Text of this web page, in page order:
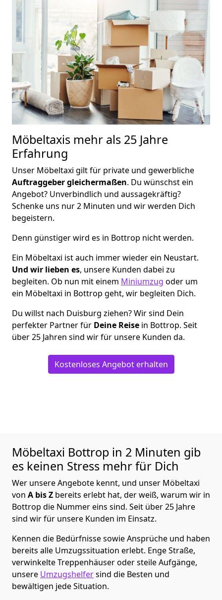
Möbeltaxis mehr als 25 Jahre
Erfahrung
Unser Möbeltaxi gilt für private und gewerbliche
Auftraggeber gleichermaßen. Du wünschst ein
Angebot? Unverbindlich und aussagekräftig?
Schenke uns nur 2 Minuten und wir werden Dich
begeistern.
Denn günstiger wird es in Bottrop nicht werden.
Ein Möbeltaxi ist auch immer wieder ein Neustart.
Und wir lieben es, unsere Kunden dabei zu
begleiten. Ob nun mit einem Miniumzug oder um
ein Möbeltaxi in Bottrop geht, wir begleiten Dich.
Du willst nach Duisburg ziehen? Wir sind Dein
perfekter Partner für Deine Reise in Bottrop. Seit
über 25 Jahren sind wir für unsere Kunden da.
Kostenloses Angebot erhalten
Möbeltaxi Bottrop in 2 Minuten gib
es keinen Stress mehr für Dich
Wer unsere Angebote kennt, und unser Möbeltaxi
von A bis Z bereits erlebt hat, der weiß, warum wir in
Bottrop die Nummer eins sind. Seit über 25 Jahre
sind wir für unsere Kunden im Einsatz.
Kennen die Bedürfnisse sowie Ansprüche und haben
bereits alle Umzugssituation erlebt. Enge Straße,
verwinkelte Treppenhäuser oder steile Aufgänge,
unsere Umzugshelfersind die Besten und
bewältigen jede Situation.